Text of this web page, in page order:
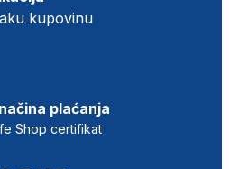
kupovinu
plaćanja
Shop certifikat